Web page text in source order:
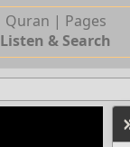
Quran | Pages
Listen & Search